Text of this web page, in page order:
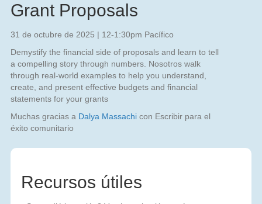
Grant Proposals
31 de octubre de 2025 | 12-1:30pm Pacífico
Demystify the financial side of proposals and learn to tell
a compelling story through numbers Nosotros walk
through real-world examples to help you understand,
create, and present effective budgets and financial
statements for your grants
Muchas gracias a Dalya Massachi con Escribir para el
éxito comunitario
Recursos útiles